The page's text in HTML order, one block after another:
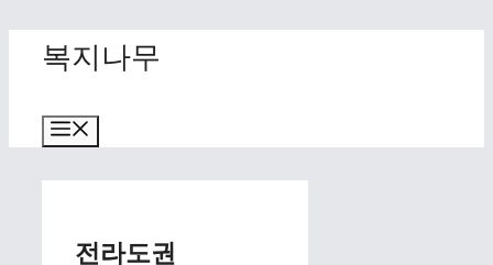
content
복지나무
전라도권